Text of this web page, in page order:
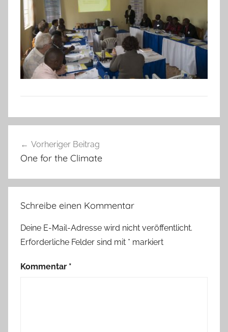
Vorheriger Beitrag
One for the Climate
Schreibe einen Kommentar
Deine E-Mail-Adresse wird nicht veröffentlicht.
Erforderliche Felder sind mit * markiert
Kommentar *